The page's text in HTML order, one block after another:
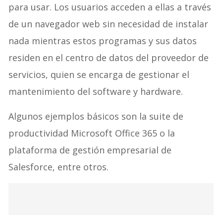
para usar. Los usuarios acceden a ellas a través
de un navegador web sin necesidad de instalar
nada mientras estos programas y sus datos
residen en el centro de datos del proveedor de
servicios, quien se encarga de gestionar el
mantenimiento del software y hardware.
Algunos ejemplos básicos son la suite de
productividad Microsoft Office 365 o la
plataforma de gestión empresarial de
Salesforce, entre otros.